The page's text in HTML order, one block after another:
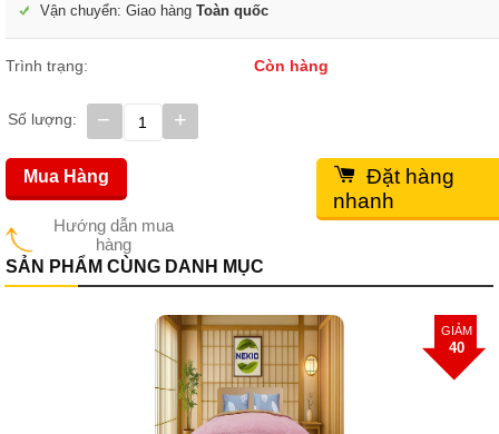
Vận chuyển: Giao hàng Toàn quốc
Trình trạng: Còn hàng
Số lượng: +
−
Hướng dẫn mua
hàng
Mua Hàng
Đặt hàng
nhanh
SẢN PHẨM CÙNG DANH MỤC
GIẢM
40